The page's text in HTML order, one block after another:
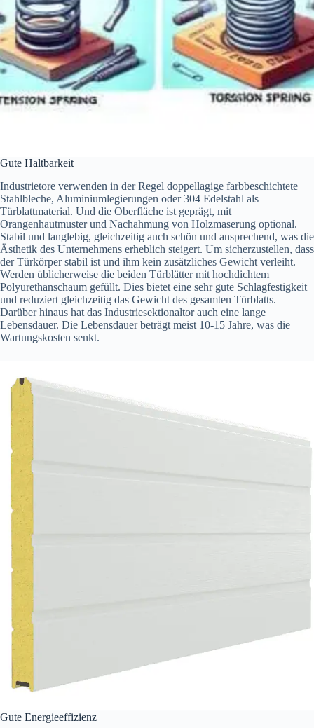
Gute Haltbarkeit
Industrietore verwenden in der Regel doppellagige farbbeschichtete
Stahlbleche, Aluminiumlegierungen oder 304 Edelstahl als
Türblattmaterial. Und die Oberfläche ist geprägt, mit
Orangenhautmuster und Nachahmung von Holzmaserung optional.
Stabil und langlebig, gleichzeitig auch schön und ansprechend, was die
Ästhetik des Unternehmens erheblich steigert. Um sicherzustellen, dass
der Türkörper stabil ist und ihm kein zusätzliches Gewicht verleiht.
Werden üblicherweise die beiden Türblätter mit hochdichtem
Polyurethanschaum gefüllt. Dies bietet eine sehr gute Schlagfestigkeit
und reduziert gleichzeitig das Gewicht des gesamten Türblatts.
Darüber hinaus hat das Industriesektionaltor auch eine lange
Lebensdauer. Die Lebensdauer beträgt meist 10-15 Jahre, was die
Wartungskosten senkt.
Gute Energieeffizienz